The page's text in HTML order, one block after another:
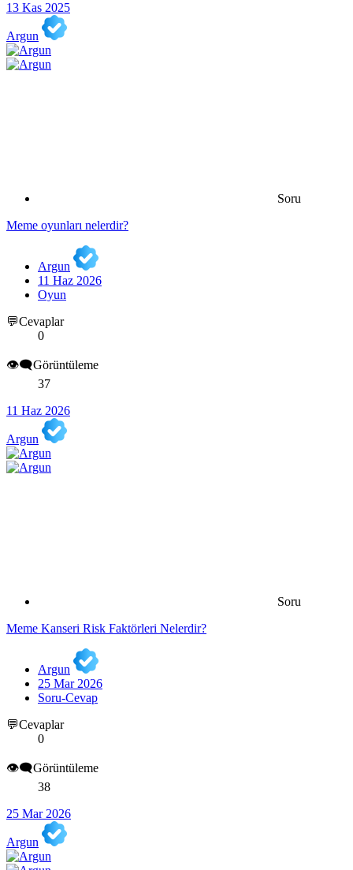
13 Kas 2025
Argun
Soru
Meme oyunları nelerdir?
Argun
11 Haz 2026
Oyun
💬Cevaplar
0
👁️‍🗨️Görüntüleme
37
11 Haz 2026
Argun
Soru
Meme Kanseri Risk Faktörleri Nelerdir?
Argun
25 Mar 2026
Soru-Cevap
💬Cevaplar
0
👁️‍🗨️Görüntüleme
38
25 Mar 2026
Argun